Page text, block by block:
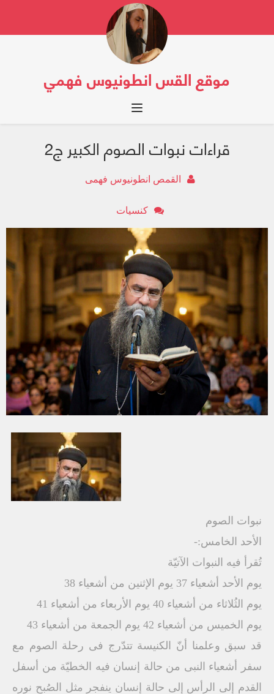
موقع القس انطونيوس فهمي
Toggle navigation
قراءات نبوات الصوم الكبير ج2
القمص انطونيوس فهمى
كنسيات
نبوات الصوم
الأحد الخامس:-
تُقرأ فيه النبوات الآتيّة
يوم الأحد أشعياء 37 يوم الإثنين من أشعياء 38
يوم الثُلاثاء من أشعياء 40 يوم الأربعاء من أشعياء 41
يوم الخميس من أشعياء 42 يوم الجمعة من أشعياء 43
قد سبق وعلمنا أنّ الكنيسة تتدّرج فى رحلة الصوم مع
سفر أشعياء النبى من حالة إنسان فيه الخطيّة من أسفل
القدم إلى الرأس إلى حالة إنسان ينفجر مثل الصُبح نوره